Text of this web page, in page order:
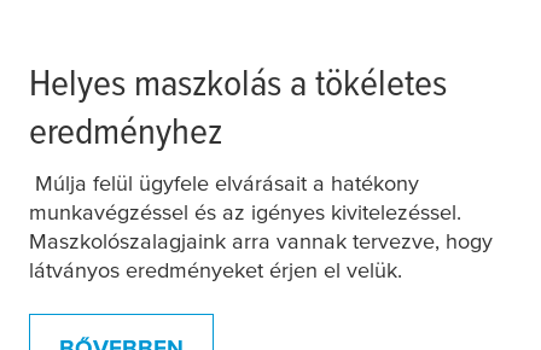
Helyes maszkolás a tökéletes
eredményhez
Múlja felül ügyfele elvárásait a hatékony
munkavégzéssel és az igényes kivitelezéssel.
Maszkolószalagjaink arra vannak tervezve, hogy
látványos eredményeket érjen el velük.